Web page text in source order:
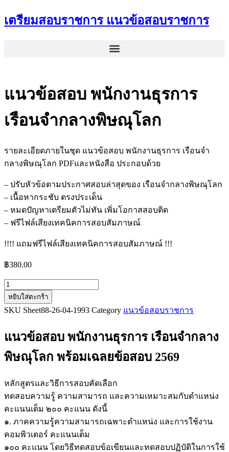
Skip
to
เตรียมสอบราชการ แนวข้อสอบราชการ
แนวข้อสอบ พนักงานธุรการ
เรือนจำกลางพิษณุโลก
รายละเอียดภายในชุด แนวข้อสอบ พนักงานธุรการ เรือนจำ
กลางพิษณุโลก PDFและหนังสือ ประกอบด้วย
– ปรับหัวข้อตามประกาศสอบล่าสุดของ เรือนจำกลางพิษณุโลก
– เนื้อหากระชับ ตรงประเด็น
– หมดปัญหาเตรียมตัวไม่ทัน เพิ่มโอกาสสอบติด
– ฟรีไฟล์เสียงเทคนิคการสอบสัมภาษณ์
!!!! แถมฟรีไฟล์เสียงเทคนิคการสอบสัมภาษณ์ !!!
฿380.00
จำนวน
แนว
ข้อสอบ
ธุรการ
เรือน
จำ
พิษณุโลก
ชิ้น
หยิบใส่ตะกร้า
SKU Sheet88-26-04-1993 Category แนวข้อสอบราชการ
แนวข้อสอบ พนักงานธุรการ เรือนจำกลาง
พิษณุโลก พร้อมเฉลยข้อสอบ 2569
หลักสูตรและวิธีการสอบคัดเลือก
ทดสอบความรู้ ความสามารถ และความเหมาะสมกับตำแหน่ง
คะแนนเต็ม ๒๐๐ คะแนน ดังนี้
๑. ภาคความรู้ความสามารถเฉพาะตำแหน่ง และการใช้งาน
คอมพิวเตอร์ คะแนนเต็ม
๑๐๐ คะแนน โดยวิธีทดสอบข้อเขียนและทดสอบปฏิบัติในการใช้